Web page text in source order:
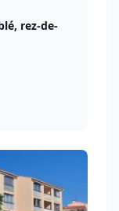
rez-de-